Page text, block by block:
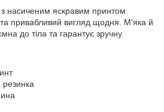
з насиченим яскравим принтом
привабливий вигляд щодня. М'яка й
до тіла та гарантує зручну